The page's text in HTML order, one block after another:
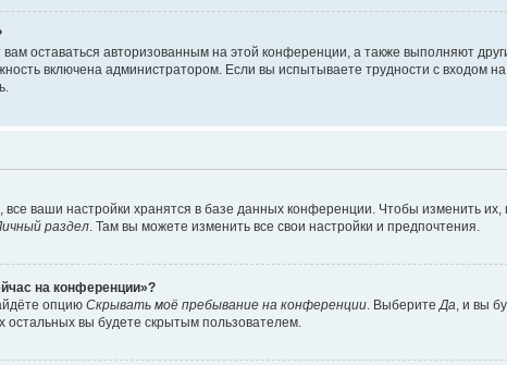
оставаться авторизованным на этой конференции, а также выполняют
включена администратором. Если вы испытываете трудности с входом
ваши настройки хранятся в базе данных конференции. Чтобы изменить
раздел . Там вы можете изменить все свои настройки и предпочтения.
на конференции»?
опцию Скрывать моё пребывание на конференции . Выберите Да , и вы
вы будете скрытым пользователем.